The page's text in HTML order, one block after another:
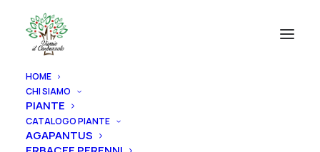
HOME
CHI SIAMO
PIANTE
CATALOGO PIANTE
AGAPANTUS